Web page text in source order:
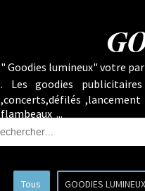
" Goodies lumineux" votre
. Les goodies
,concerts,défilés
flambeaux ...
Tous GOODIES